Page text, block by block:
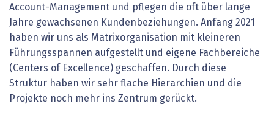
Account-Management und pflegen die oft über lange
Jahre gewachsenen Kundenbeziehungen. Anfang 2021
haben wir uns als Matrixorganisation mit kleineren
Führungsspannen aufgestellt und eigene Fachbereiche
(Centers of Excellence) geschaffen. Durch diese
Struktur haben wir sehr flache Hierarchien und die
Projekte noch mehr ins Zentrum gerückt.